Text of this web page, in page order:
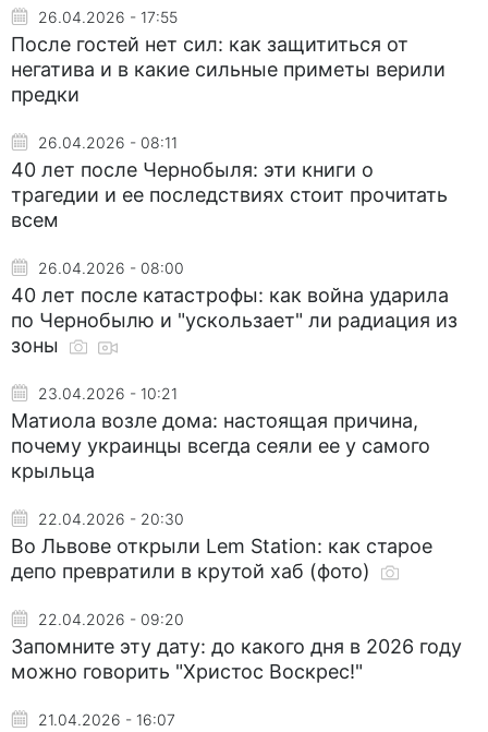
26.04.2026 - 17:55
После гостей нет сил: как защититься от
негатива и в какие сильные приметы верили
предки
26.04.2026 - 08:11
40 лет после Чернобыля: эти книги о
трагедии и ее последствиях стоит прочитать
всем
26.04.2026 - 08:00
40 лет после катастрофы: как война ударила
по Чернобылю и "ускользает" ли радиация из
зоны
23.04.2026 - 10:21
Матиола возле дома: настоящая причина,
почему украинцы всегда сеяли ее у самого
крыльца
22.04.2026 - 20:30
Во Львове открыли Lem Station: как старое
депо превратили в крутой хаб (фото)
22.04.2026 - 09:20
Запомните эту дату: до какого дня в 2026 году
можно говорить "Христос Воскрес!"
21.04.2026 - 16:07